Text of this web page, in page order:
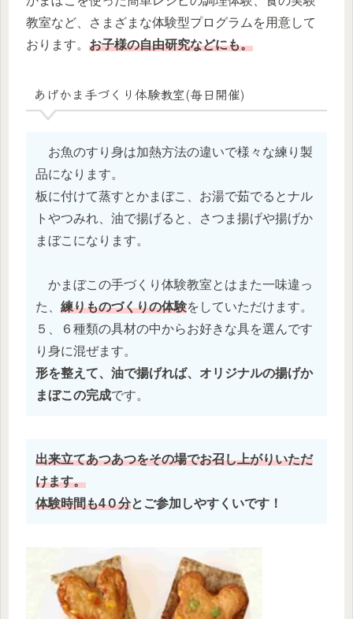
教室など、さまざまな体験型プログラムを用意して
おります。 お子様の自由研究などにも。
あげかま手づくり体験教室(毎日開催)
お魚のすり身は加熱方法の違いで様々な練り製
品になります。
板に付けて蒸すとかまぼこ、お湯で茹でるとナル
トやつみれ、油で揚げると、さつま揚げや揚げか
まぼこになります。
かまぼこの手づくり体験教室とはまた一味違っ
た、 練りものづくりの体験をしていただけます。
５、６種類の具材の中からお好きな具を選んです
り身に混ぜます。
形を整えて、油で揚げれば、オリジナルの揚げか
まぼこの完成です。
出来立てあつあつをその場でお召し上がりいただ
けます。
体験時間も4０分とご参加しやすくいです！